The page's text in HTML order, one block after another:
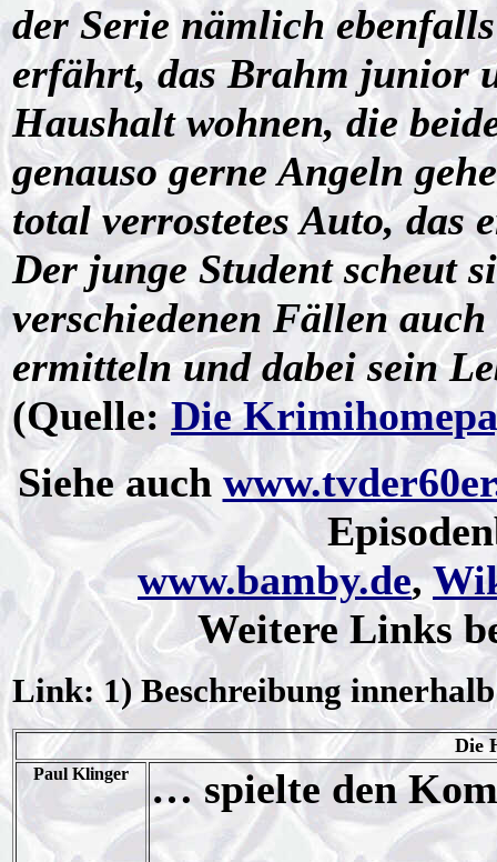
der Serie nämlich
erfährt, das Brahm junior
Haushalt wohnen, die
genauso gerne Angeln
total verrostetes Auto,
Der junge Student scheut
verschiedenen Fällen
ermitteln und dabei sein
(Quelle:Die
Siehe auch
www.bamby.de,
Weitere Links
Link: 1) Beschreibung
Die
Paul Klinger … spielte den